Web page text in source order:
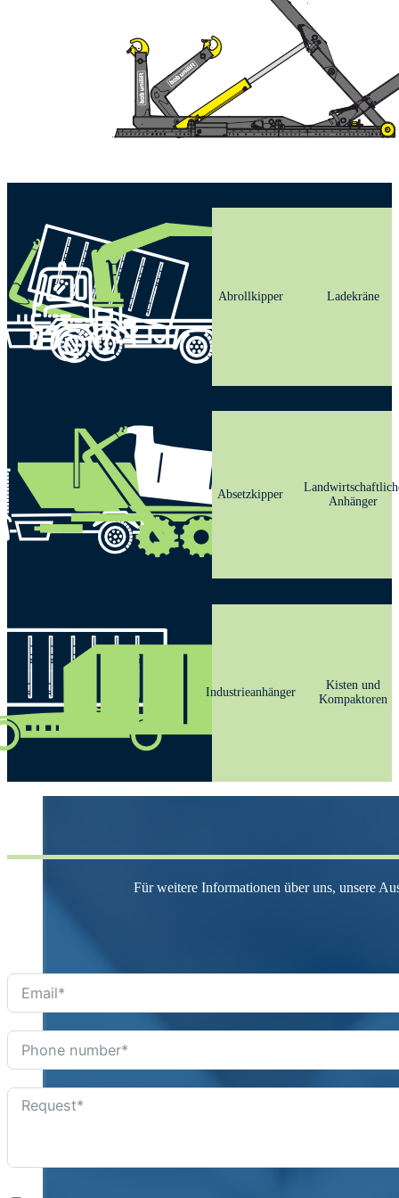
Abrollkipper Ladekräne
Absetzkipper
Anhänger
Industrieanhänger
Kisten und
Kompaktoren
Für weitere Informationen über uns, unsere